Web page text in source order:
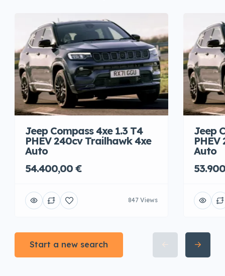
Jeep Compass 4xe 1.3 T4
PHEV 240cv Trailhawk 4xe
Auto
54.400,00 €
847 Views
Jeep
Auto
Start a new search